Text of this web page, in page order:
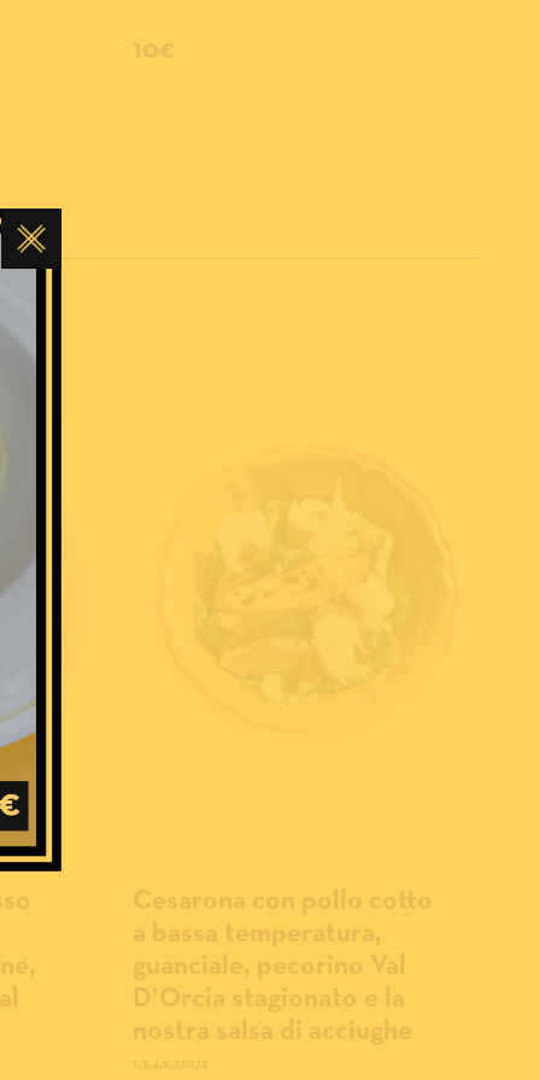
10€
Cesarona con pollo cotto
a bassa temperatura,
guanciale, pecorino Val
D’Orcia stagionato e la
nostra salsa di acciughe
1,3,4,6,7,10,12
Close
this